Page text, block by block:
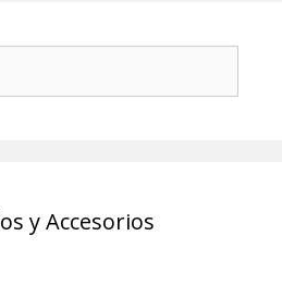
y Accesorios